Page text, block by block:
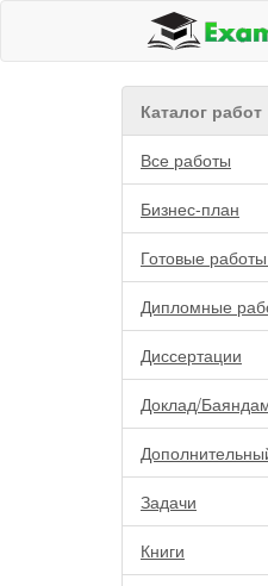
Каталог работ
Все работы
Бизнес-план
Готовые
Дипломные
Диссертации
Доклад/
Задачи
Книги